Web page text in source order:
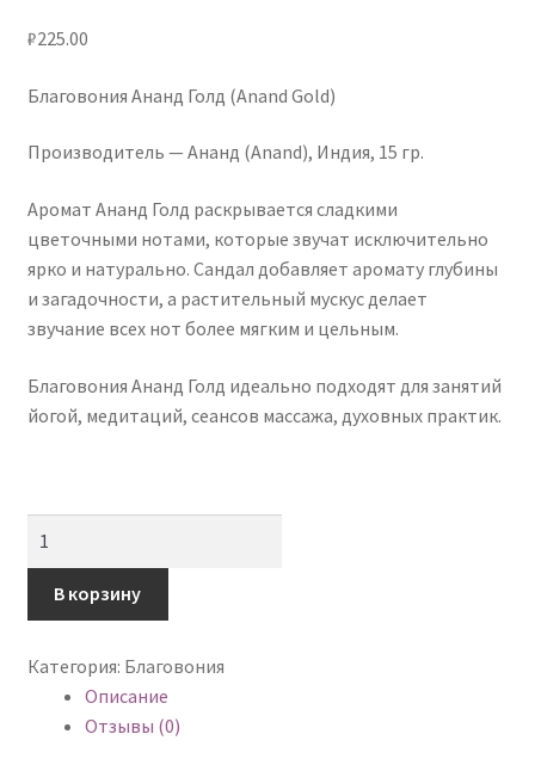
₽225.00
Благовония Ананд Голд (Anand Gold)
Производитель — Ананд (Anand), Индия, 15 гр.
Аромат Ананд Голд раскрывается сладкими
цветочными нотами, которые звучат исключительно
ярко и натурально. Сандал добавляет аромату глубины
и загадочности, а растительный мускус делает
звучание всех нот более мягким и цельным.
Благовония Ананд Голд идеально подходят для занятий
йогой, медитаций, сеансов массажа, духовных практик.
Благовония
Ананд
(Anand
Gold),
В корзину
Категория: Благовония
Описание
Отзывы (0)